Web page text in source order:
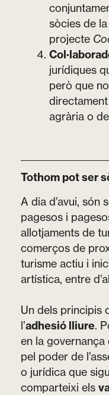
sòcies de
projecte
jurídiques
però que
agrària o
Tothom pot ser
A dia d’avui, són
pagesos i
allotjaments de
comerços de
turisme actiu i
artística, entre
Un dels principis
l’adhesió lliure.
en la
pel poder de
o jurídica que
comparteixi els